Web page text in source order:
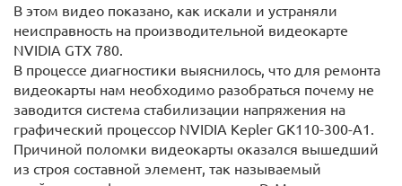
В этом видео показано, как искали и устраняли
неисправность на производительной видеокарте
NVIDIA GTX 780.
В процессе диагностики выяснилось, что для ремонта
видеокарты нам необходимо разобраться почему не
заводится система стабилизации напряжения на
графический процессор NVIDIA Kepler GK110-300-A1.
Причиной поломки видеокарты оказался вышедший
из строя составной элемент, так называемый